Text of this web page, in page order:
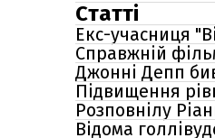
Статті
Екс-учасниця
Справжній
Джонні Депп
Підвищення
Розповнілу
Відома